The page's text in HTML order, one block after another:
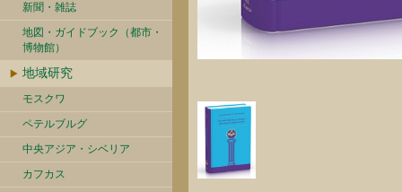
新聞・雑誌
地図・ガイドブック（都市・
博物館）
地域研究
モスクワ
ペテルブルグ
中央アジア・シベリア
カフカス